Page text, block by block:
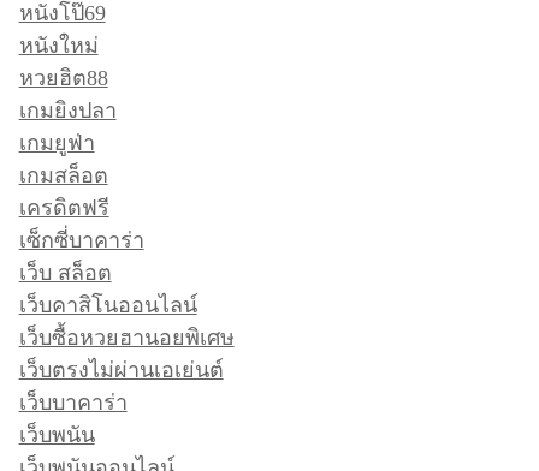
หนังโป๊69
หนังใหม่
หวยฮิต88
เกมยิงปลา
เกมยูฟ่า
เกมสล็อต
เครดิตฟรี
เซ็กซี่บาคาร่า
เว็บ สล็อต
เว็บคาสิโนออนไลน์
เว็บซื้อหวยฮานอยพิเศษ
เว็บตรงไม่ผ่านเอเย่นต์
เว็บบาคาร่า
เว็บพนัน